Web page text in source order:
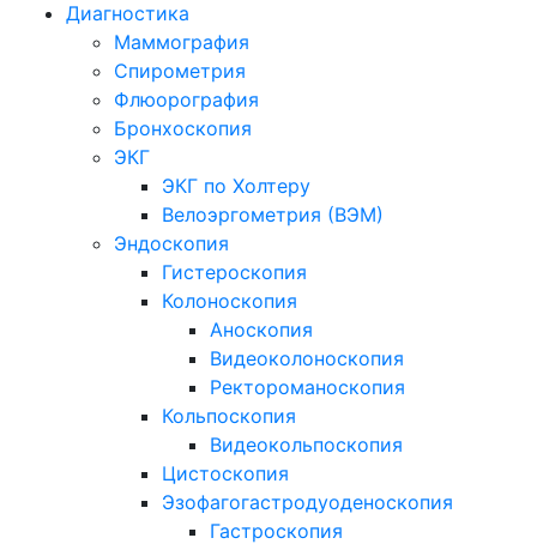
Диагностика
Маммография
Спирометрия
Флюорография
Бронхоскопия
ЭКГ
ЭКГ по Холтеру
Велоэргометрия (ВЭМ)
Эндоскопия
Гистероскопия
Колоноскопия
Аноскопия
Видеоколоноскопия
Ректороманоскопия
Кольпоскопия
Видеокольпоскопия
Цистоскопия
Эзофагогастродуоденоскопия
Гастроскопия